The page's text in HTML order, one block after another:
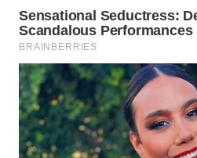
KONSUMEN
LISTRIK
MASYARAKAT
KELISTRIKAN
WALINKI
ID